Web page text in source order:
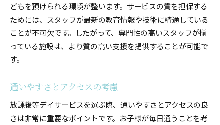
どもを預けられる環境が整います。サービスの質を担保する
ためには、スタッフが最新の教育情報や技術に精通している
ことが不可欠です。したがって、専門性の高いスタッフが揃
っている施設は、より質の高い支援を提供することが可能で
す。
通いやすさとアクセスの考慮
放課後等デイサービスを選ぶ際、通いやすさとアクセスの良
さは非常に重要なポイントです。お子様が毎日通うことを考